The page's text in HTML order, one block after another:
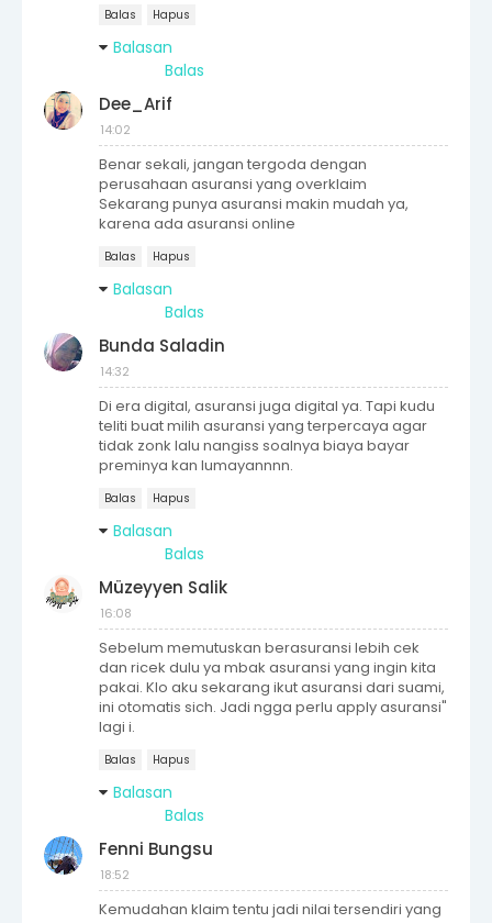
Balas Hapus
Balasan
Balas
Dee_Arif
14:02
Benar sekali, jangan tergoda dengan
perusahaan asuransi yang overklaim
Sekarang punya asuransi makin mudah ya,
karena ada asuransi online
Balas Hapus
Balasan
Balas
Bunda Saladin
14:32
Di era digital, asuransi juga digital ya. Tapi kudu
teliti buat milih asuransi yang terpercaya agar
tidak zonk lalu nangiss soalnya biaya bayar
preminya kan lumayannnn.
Balas Hapus
Balasan
Balas
Müzeyyen Salik
16:08
Sebelum memutuskan berasuransi lebih cek
dan ricek dulu ya mbak asuransi yang ingin kita
pakai. Klo aku sekarang ikut asuransi dari suami,
ini otomatis sich. Jadi ngga perlu apply asuransi"
lagi i.
Balas Hapus
Balasan
Balas
Fenni Bungsu
18:52
Kemudahan klaim tentu jadi nilai tersendiri yang